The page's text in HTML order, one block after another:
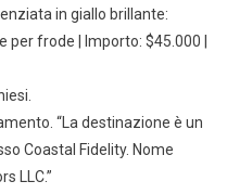
in giallo brillante:
frode | Importo: $45.000 |
“La destinazione è un
Coastal Fidelity. Nome
LLC.”